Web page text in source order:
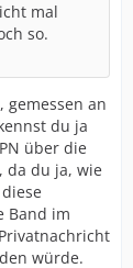
mal
so.
gemessen an
du ja
über die
da du ja, wie
Band im
würde.